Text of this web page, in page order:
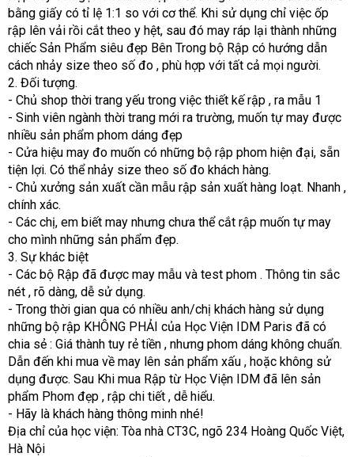
bằng giấy có tỉ lệ 1:1 so với cơ thể. Khi sử dụng chỉ việc ốp
rập lên vải rồi cắt theo y hệt, sau đó may ráp lại thành những
chiếc Sản Phẩm siêu đẹp Bên Trong bộ Rập có hướng dẫn
cách nhảy size theo số đo , phù hợp với tất cả mọi người.
2. Đối tượng.
- Chủ shop thời trang yếu trong việc thiết kế rập , ra mẫu 1
- Sinh viên ngành thời trang mới ra trường, muốn tự may được
nhiều sản phẩm phom dáng đẹp
- Cửa hiệu may đo muốn có những bộ rập phom hiện đại, sẵn
tiện lợi. Có thể nhảy size theo số đo khách hàng.
- Chủ xưởng sản xuất cần mẫu rập sản xuất hàng loạt. Nhanh ,
chính xác.
- Các chị, em biết may nhưng chưa thể cắt rập muốn tự may
cho mình những sản phẩm đẹp.
3. Sự khác biệt
- Các bộ Rập đã được may mẫu và test phom . Thông tin sắc
nét , rõ dàng, dễ sử dụng.
- Trong thời gian qua có nhiều anh/chị khách hàng sử dụng
những bộ rập KHÔNG PHẢI của Học Viện IDM Paris đã có
chia sẻ : Giá thành tuy rẻ tiền , nhưng phom dáng không chuẩn.
Dẫn đến khi mua về may lên sản phẩm xấu , hoặc không sử
dụng được. Sau Khi mua Rập từ Học Viện IDM đã lên sản
phẩm Phom đẹp , rập chi tiết , dễ hiểu.
- Hãy là khách hàng thông minh nhé!
Địa chỉ của học viện: Tòa nhà CT3C, ngõ 234 Hoàng Quốc Việt,
Hà Nội